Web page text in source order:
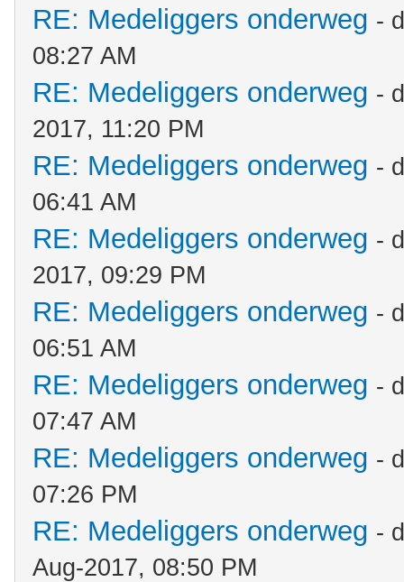
RE: Medeliggers onderweg -
08:27 AM
RE: Medeliggers onderweg -
2017, 11:20 PM
RE: Medeliggers onderweg -
06:41 AM
RE: Medeliggers onderweg -
2017, 09:29 PM
RE: Medeliggers onderweg -
06:51 AM
RE: Medeliggers onderweg -
07:47 AM
RE: Medeliggers onderweg -
07:26 PM
RE: Medeliggers onderweg -
Aug-2017, 08:50 PM